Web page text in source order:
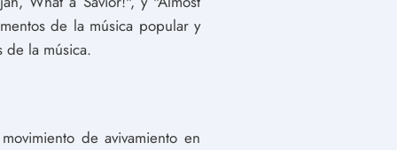
de la música popular y
de la música.
de avivamiento en